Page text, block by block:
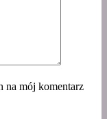
na mój komentarz